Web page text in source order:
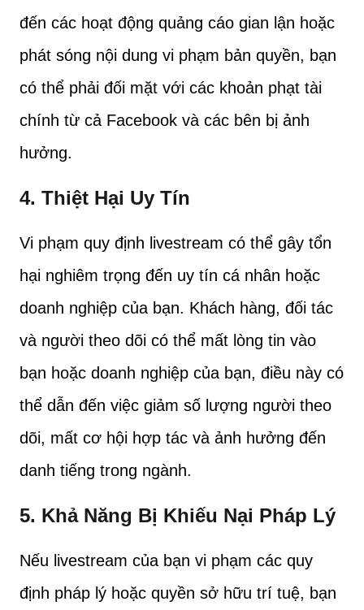
đến các hoạt động quảng cáo gian lận hoặc
phát sóng nội dung vi phạm bản quyền, bạn
có thể phải đối mặt với các khoản phạt tài
chính từ cả Facebook và các bên bị ảnh
hưởng.
4. Thiệt Hại Uy Tín
Vi phạm quy định livestream có thể gây tổn
hại nghiêm trọng đến uy tín cá nhân hoặc
doanh nghiệp của bạn. Khách hàng, đối tác
và người theo dõi có thể mất lòng tin vào
bạn hoặc doanh nghiệp của bạn, điều này có
thể dẫn đến việc giảm số lượng người theo
dõi, mất cơ hội hợp tác và ảnh hưởng đến
danh tiếng trong ngành.
5. Khả Năng Bị Khiếu Nại Pháp Lý
Nếu livestream của bạn vi phạm các quy
định pháp lý hoặc quyền sở hữu trí tuệ, bạn